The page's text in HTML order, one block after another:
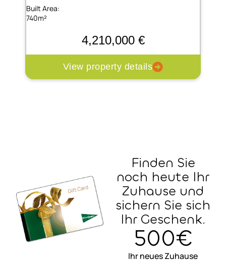
Built Area:
740m²
4,210,000 €
View property details
Finden Sie
noch heute Ihr
Zuhause und
sichern Sie sich
Ihr Geschenk.
500€
Ihr neues Zuhause